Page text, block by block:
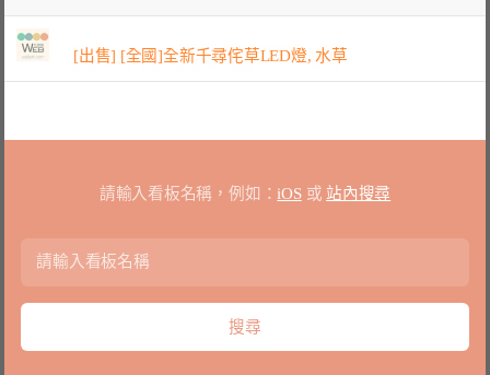
[出售] [全國]全新千尋侘草LED燈, 水草
請輸入看板名稱，例如： iOS或 站內搜尋